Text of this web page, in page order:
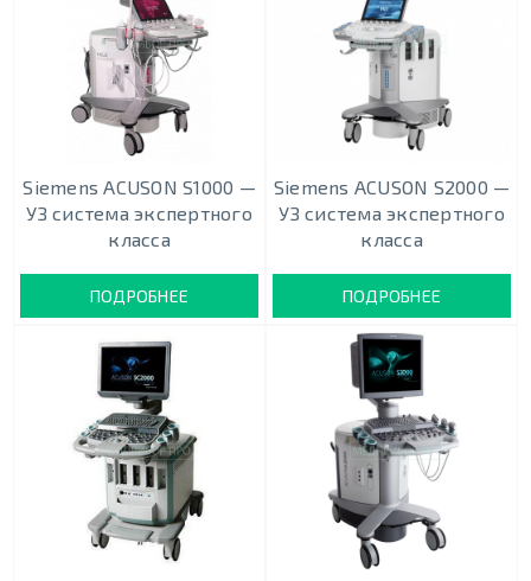
Siemens ACUSON S1000 —
УЗ система экспертного
класса
ПОДРОБНЕЕ
Siemens ACUSON S2000 —
УЗ система экспертного
класса
ПОДРОБНЕЕ